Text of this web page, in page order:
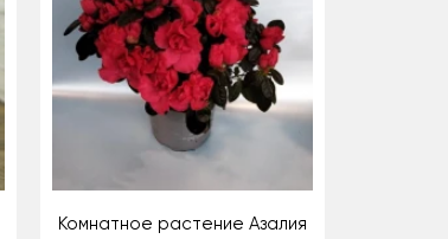
Комнатное растение Азалия